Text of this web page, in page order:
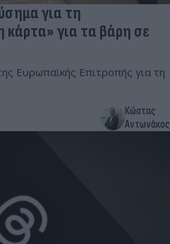
για τη
κάρτα» για τα βάρη σε
Ευρωπαϊκής Επιτροπής για τη
Κώστας
Αντωνάκος